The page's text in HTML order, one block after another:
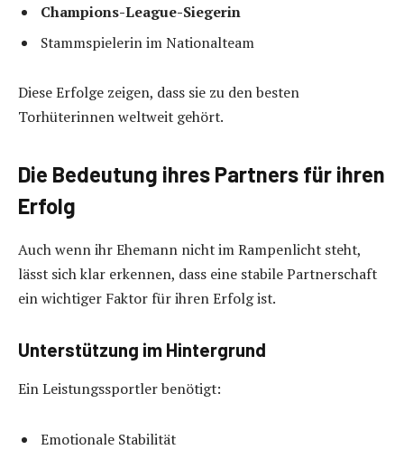
Champions-League-Siegerin
Stammspielerin im Nationalteam
Diese Erfolge zeigen, dass sie zu den besten
Torhüterinnen weltweit gehört.
Die Bedeutung ihres Partners für ihren
Erfolg
Auch wenn ihr Ehemann nicht im Rampenlicht steht,
lässt sich klar erkennen, dass eine stabile Partnerschaft
ein wichtiger Faktor für ihren Erfolg ist.
Unterstützung im Hintergrund
Ein Leistungssportler benötigt:
Emotionale Stabilität